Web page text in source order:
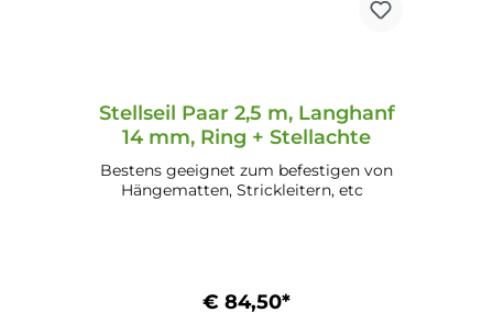
Stellseil Paar 2,5 m, Langhanf
14 mm, Ring + Stellachte
Bestens geeignet zum befestigen von
Hängematten, Strickleitern, etc
€ 84,50*